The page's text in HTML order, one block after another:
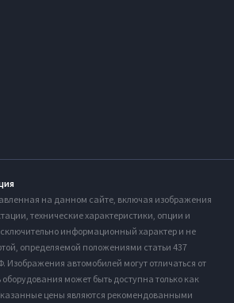
на данном сайте, включая изображения
технические характеристики, опции и
информационный характер и не
определяемой положениями статьи 437
Изображения автомобилей могут отличаться от
может быть доступна только как
цены являются рекомендованными